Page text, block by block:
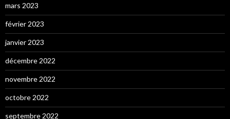
mars 2023
février 2023
janvier 2023
décembre 2022
novembre 2022
octobre 2022
septembre 2022